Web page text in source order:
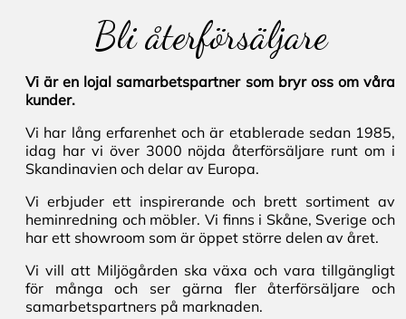
Bli återförsäljare
Vi är en lojal samarbetspartner som bryr oss om våra
kunder.
Vi har lång erfarenhet och är etablerade sedan 1985,
idag har vi över 3000 nöjda återförsäljare runt om i
Skandinavien och delar av Europa.
Vi erbjuder ett inspirerande och brett sortiment av
heminredning och möbler. Vi finns i Skåne, Sverige och
har ett showroom som är öppet större delen av året.
Vi vill att Miljögården ska växa och vara tillgängligt
för många och ser gärna fler återförsäljare och
samarbetspartners på marknaden.